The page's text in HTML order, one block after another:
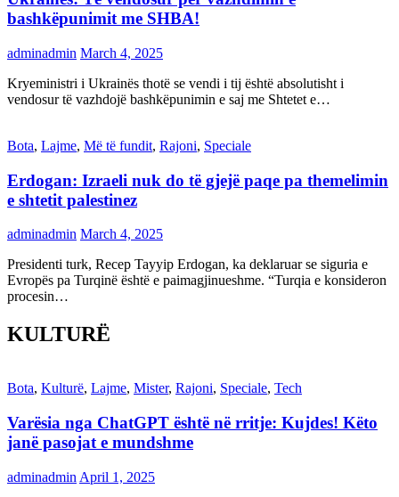
bashkëpunimit me SHBA!
adminadmin March 4, 2025
Kryeministri i Ukrainës thotë se vendi i tij është absolutisht i
vendosur të vazhdojë bashkëpunimin e saj me Shtetet e…
Bota, Lajme, Më të fundit, Rajoni, Speciale
Erdogan: Izraeli nuk do të gjejë paqe pa themelimin
e shtetit palestinez
adminadmin March 4, 2025
Presidenti turk, Recep Tayyip Erdogan, ka deklaruar se siguria e
Evropës pa Turqinë është e paimagjinueshme. “Turqia e konsideron
procesin…
KULTURË
Bota, Kulturë, Lajme, Mister, Rajoni, Speciale, Tech
Varësia nga ChatGPT është në rritje: Kujdes! Këto
janë pasojat e mundshme
adminadmin April 1, 2025